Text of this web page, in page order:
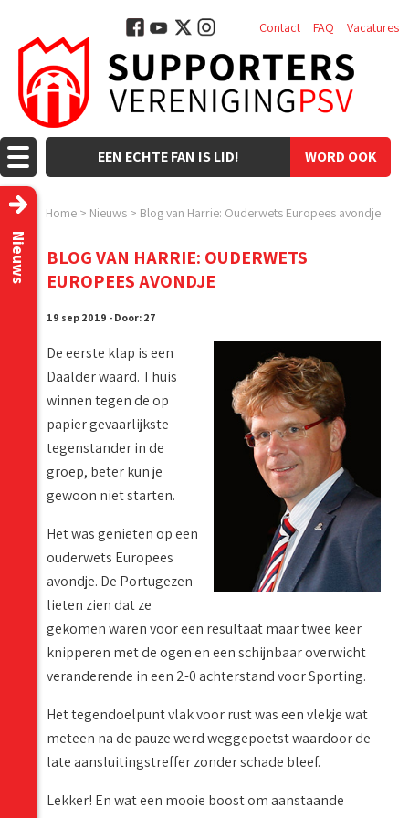
WORD OOK
EEN ECHTE FAN IS LID!
Contact FAQ Vacatures
Home > Nieuws > Blog van Harrie: Ouderwets Europees avondje
Nieuws
BLOG VAN HARRIE: OUDERWETS
EUROPEES AVONDJE
19 sep 2019 - Door: 27
De eerste klap is een
Daalder waard. Thuis
winnen tegen de op
papier gevaarlijkste
tegenstander in de
groep, beter kun je
gewoon niet starten.
Het was genieten op een
ouderwets Europees
avondje. De Portugezen
lieten zien dat ze
gekomen waren voor een resultaat maar twee keer
knipperen met de ogen en een schijnbaar overwicht
veranderende in een 2-0 achterstand voor Sporting.
Het tegendoelpunt vlak voor rust was een vlekje wat
meteen na de pauze werd weggepoetst waardoor de
late aansluitingstreffer zonder schade bleef.
Lekker! En wat een mooie boost om aanstaande